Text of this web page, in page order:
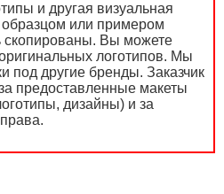
и другая визуальная
или примером
скопированы. Вы можете
логотипов. Мы
под другие бренды. Заказчик
предоставленные макеты
дизайны) и за